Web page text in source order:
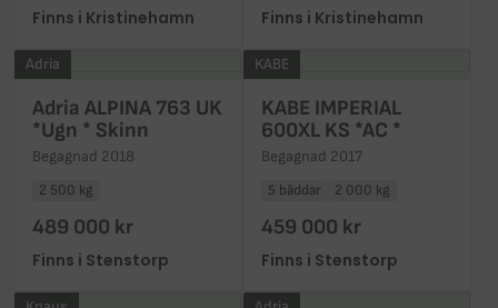
Finns i Kristinehamn Finns i Kristinehamn
Adria
Adria ALPINA 763 UK
*Ugn * Skinn
Begagnad 2018
2 500 kg
489 000 kr
Finns i Stenstorp
KABE
KABE IMPERIAL
600XL KS *AC *
Begagnad 2017
5 bäddar 2 000 kg
459 000 kr
Finns i Stenstorp